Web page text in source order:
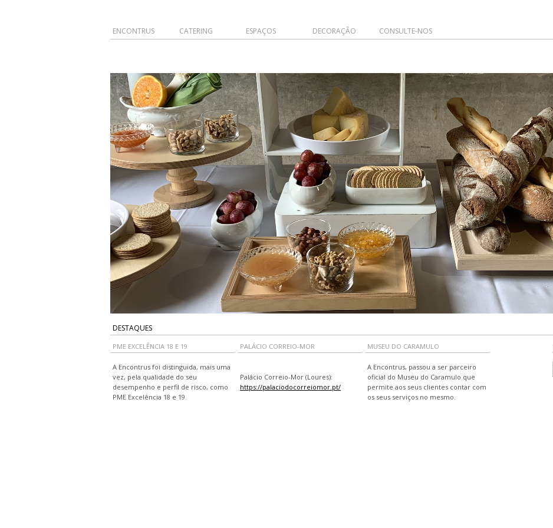
ENCONTRUS CATERING ESPAÇOS DECORAÇÃO CONSULTE-NOS
DESTAQUES
PME EXCELÊNCIA 18 E 19
A Encontrus foi distinguida, mais uma
vez, pela qualidade do seu
desempenho e perfil de risco, como
PME Excelência 18 e 19.
PALÁCIO CORREIO-MOR
Palácio Correio-Mor (Loures):
https://palaciodocorreiomor.pt/
MUSEU DO CARAMULO
A Encontrus, passou a ser parceiro
oficial do Museu do Caramulo que
permite aos seus clientes contar com
os seus serviços no mesmo.